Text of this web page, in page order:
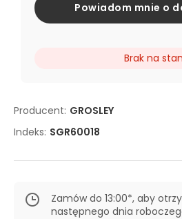
Producent: GROSLEY
Indeks: SGR60018
Zamów do 13:00*, aby
następnego dnia
Powiadom mnie o
Brak na